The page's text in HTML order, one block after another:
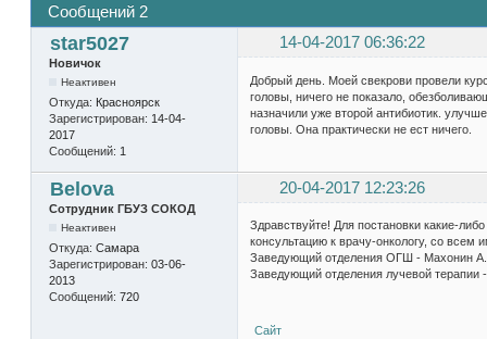
Сообщений 2
star5027 14-04-2017 06:36:22
Новичок
Неактивен
Откуда: Красноярск
Зарегистрирован: 14-04-
2017
Сообщений: 1
Добрый день. Моей свекрови провели
головы, ничего не показало,
назначили уже второй антибиотик.
головы. Она практически не ест ничего.
Belova 20-04-2017 12:23:26
Сотрудник ГБУЗ СОКОД
Неактивен
Откуда: Самара
Зарегистрирован: 03-06-
2013
Сообщений: 720
Здравствуйте! Для постановки какие-
консультацию к врачу-онкологу, со всем
Заведующий отделения ОГШ - Махонин
Заведующий отделения лучевой терапии
Сайт